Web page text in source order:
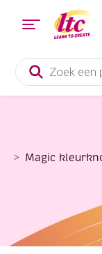
Producten
zoeken
Magic